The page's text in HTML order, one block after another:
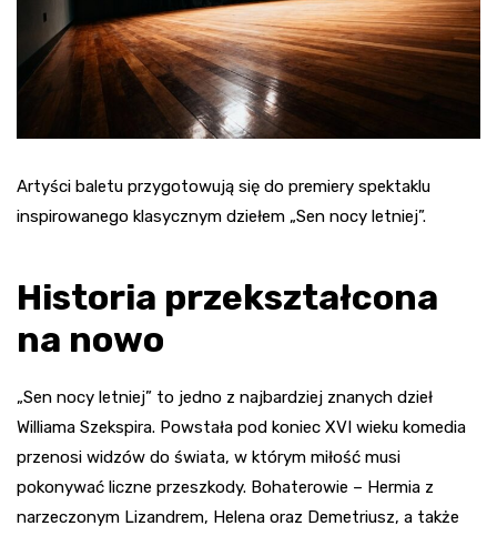
Artyści baletu przygotowują się do premiery spektaklu
inspirowanego klasycznym dziełem „Sen nocy letniej”.
Historia przekształcona
na nowo
„Sen nocy letniej” to jedno z najbardziej znanych dzieł
Williama Szekspira. Powstała pod koniec XVI wieku komedia
przenosi widzów do świata, w którym miłość musi
pokonywać liczne przeszkody. Bohaterowie – Hermia z
narzeczonym Lizandrem, Helena oraz Demetriusz, a także